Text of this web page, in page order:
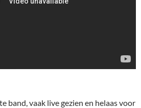
band, vaak live gezien en helaas voor